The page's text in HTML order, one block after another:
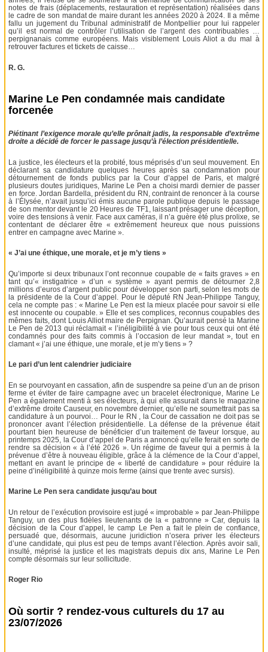
notes de frais (déplacements, restauration et représentation) réalisées dans
le cadre de son mandat de maire durant les années 2020 à 2024. Il a même
fallu un jugement du Tribunal administratif de Montpellier pour lui rappeler
qu’il est normal de contrôler l’utilisation de l’argent des contribuables …
perpignanais comme européens. Mais visiblement Louis Aliot a du mal à
retrouver factures et tickets de caisse…
R. G.
Marine Le Pen condamnée mais candidate
forcenée
Piétinant l’exigence morale qu’elle prônait jadis, la responsable d’extrême
droite a décidé de forcer le passage jusqu’à l’élection présidentielle.
La justice, les électeurs et la probité, tous méprisés d’un seul mouvement. En
déclarant sa candidature quelques heures après sa condamnation pour
détournement de fonds publics par la Cour d’appel de Paris, et malgré
plusieurs doutes juridiques, Marine Le Pen a choisi mardi dernier de passer
en force. Jordan Bardella, président du RN, contraint de renoncer à la course
à l’Élysée, n’avait jusqu’ici émis aucune parole publique depuis le passage
de son mentor devant le 20 Heures de TF1, laissant présager une déception,
voire des tensions à venir. Face aux caméras, il n’a guère été plus prolixe, se
contentant de déclarer être « extrêmement heureux que nous puissions
entrer en campagne avec Marine ».
« J’ai une éthique, une morale, et je m’y tiens »
Qu’importe si deux tribunaux l’ont reconnue coupable de « faits graves » en
tant qu’« instigatrice » d’un « système » ayant permis de détourner 2,8
millions d’euros d’argent public pour développer son parti, selon les mots de
la présidente de la Cour d’appel. Pour le député RN Jean-Philippe Tanguy,
cela ne compte pas : « Marine Le Pen est la mieux placée pour savoir si elle
est innocente ou coupable. » Elle et ses complices, reconnus coupables des
mêmes faits, dont Louis Alliot maire de Perpignan. Qu’aurait pensé la Marine
Le Pen de 2013 qui réclamait « l’inéligibilité à vie pour tous ceux qui ont été
condamnés pour des faits commis à l’occasion de leur mandat », tout en
clamant « j’ai une éthique, une morale, et je m’y tiens » ?
Le pari d’un lent calendrier judiciaire
En se pourvoyant en cassation, afin de suspendre sa peine d’un an de prison
ferme et éviter de faire campagne avec un bracelet électronique, Marine Le
Pen a également menti à ses électeurs, à qui elle assurait dans le magazine
d’extrême droite Causeur, en novembre dernier, qu’elle ne soumettrait pas sa
candidature à un pourvoi… Pour le RN , la Cour de cassation ne doit pas se
prononcer avant l’élection présidentielle. La défense de la prévenue était
pourtant bien heureuse de bénéficier d’un traitement de faveur lorsque, au
printemps 2025, la Cour d’appel de Paris a annoncé qu’elle ferait en sorte de
rendre sa décision « à l’été 2026 ». Un régime de faveur qui a permis à la
prévenue d’être à nouveau éligible, grâce à la clémence de la Cour d’appel,
mettant en avant le principe de « liberté de candidature » pour réduire la
peine d’inéligibilité à quinze mois ferme (ainsi que trente avec sursis).
Marine Le Pen sera candidate jusqu’au bout
Un retour de l’exécution provisoire est jugé « improbable » par Jean-Philippe
Tanguy, un des plus fidèles lieutenants de la « patronne » Car, depuis la
décision de la Cour d’appel, le camp Le Pen a fait le plein de confiance,
persuadé que, désormais, aucune juridiction n’osera priver les électeurs
d’une candidate, qui plus est peu de temps avant l’élection. Après avoir sali,
insulté, méprisé la justice et les magistrats depuis dix ans, Marine Le Pen
compte désormais sur leur sollicitude.
Roger Rio
Où sortir ? rendez-vous culturels du 17 au
23/07/2026